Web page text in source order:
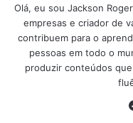
Olá, eu sou Jackson
empresas e criador de
contribuem para o
pessoas em todo o
produzir conteúdos